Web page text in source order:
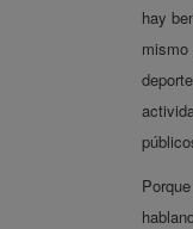
hay
mismo